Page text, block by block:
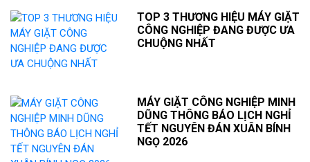
TOP 3 THƯƠNG HIỆU MÁY GIẶT
CÔNG NGHIỆP ĐANG ĐƯỢC ƯA
CHUỘNG NHẤT
MÁY GIẶT CÔNG NGHIỆP MINH
DŨNG THÔNG BÁO LỊCH NGHỈ
TẾT NGUYÊN ĐÁN XUÂN BÍNH
NGỌ 2026